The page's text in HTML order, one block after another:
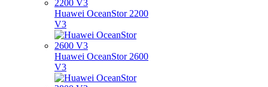
Huawei OceanStor 2200
V3
Huawei OceanStor 2600
V3